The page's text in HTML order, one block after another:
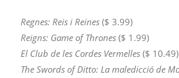
Regnes: Reis i Reines ($ 3.99)
Reigns: Game of Thrones ($ 1.99)
El Club de les Cordes Vermelles ($ 10.49)
The Swords of Ditto: La maledicció de